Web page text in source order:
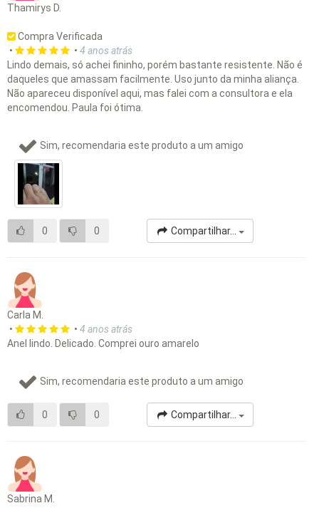
Thamirys D.
Compra Verificada
•
• 4 anos atrás
Lindo demais, só achei fininho, porém bastante resistente. Não é
daqueles que amassam facilmente. Uso junto da minha aliança.
Não apareceu disponível aqui, mas falei com a consultora e ela
encomendou. Paula foi ótima.
Sim, recomendaria este produto a um amigo
0 0 Compartilhar...
Carla M.
•
• 4 anos atrás
Anel lindo. Delicado. Comprei ouro amarelo
Sim, recomendaria este produto a um amigo
0 0 Compartilhar...
Sabrina M.